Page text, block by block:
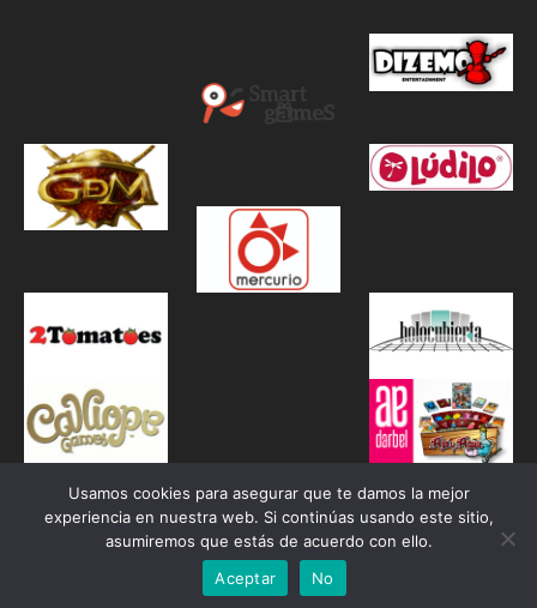
Proudly powered by WordPress|Theme: Awaken by
Usamos cookies para asegurar que te damos la mejor
experiencia en nuestra web. Si continúas usando este sitio,
asumiremos que estás de acuerdo con ello.
Aceptar
No